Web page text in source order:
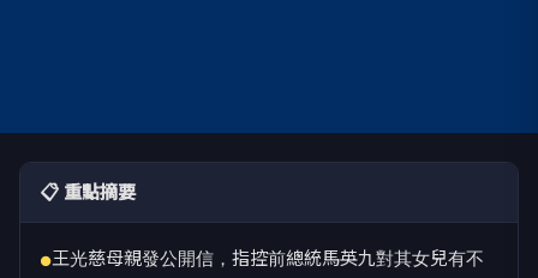
📋 重點摘要
●王光慈母親發公開信，指控前總統馬英九對其女兒有不